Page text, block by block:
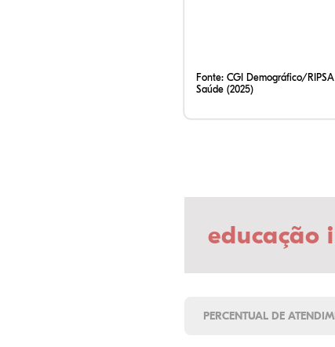
Fonte: CGI Demográfico/
Saúde (2025)
educação
PERCENTUAL DE